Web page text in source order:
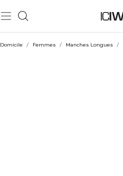
Domicile / Femmes / Manches Longues /